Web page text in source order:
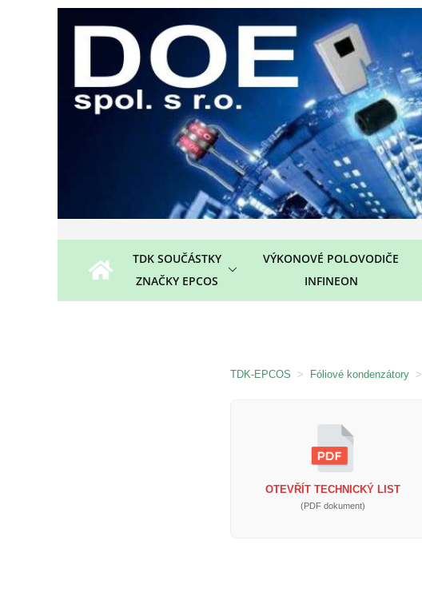
TDK SOUČÁSTKY
ZNAČKY EPCOS
VÝKONOVÉ POLOVODIČE
INFINEON
TDK-EPCOS > Fóliové kondenzátory >
OTEVŘÍT TECHNICKÝ LIST
(PDF dokument)